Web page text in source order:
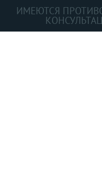
ИМЕЮТСЯ